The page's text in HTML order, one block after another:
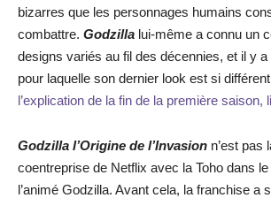
bizarres que les personnages humains
combattre. Godzilla lui-même a connu un
designs variés au fil des décennies, et il y
pour laquelle son dernier look est si
l’explication de la fin de la première saison,
Godzilla l’Origine de l’Invasion n’est pas
coentreprise de Netflix avec la Toho dans
l’animé Godzilla. Avant cela, la franchise a